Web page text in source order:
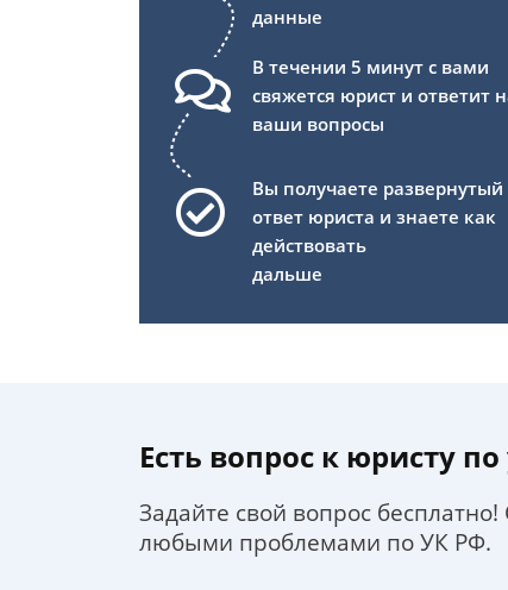
данные
В течении 5 минут с вами
свяжется юрист и ответит
ваши вопросы
Вы получаете развернутый
ответ юриста и знаете как
действовать
дальше
Есть вопрос к юристу
Задайте свой вопрос
любыми проблемами по УК РФ.